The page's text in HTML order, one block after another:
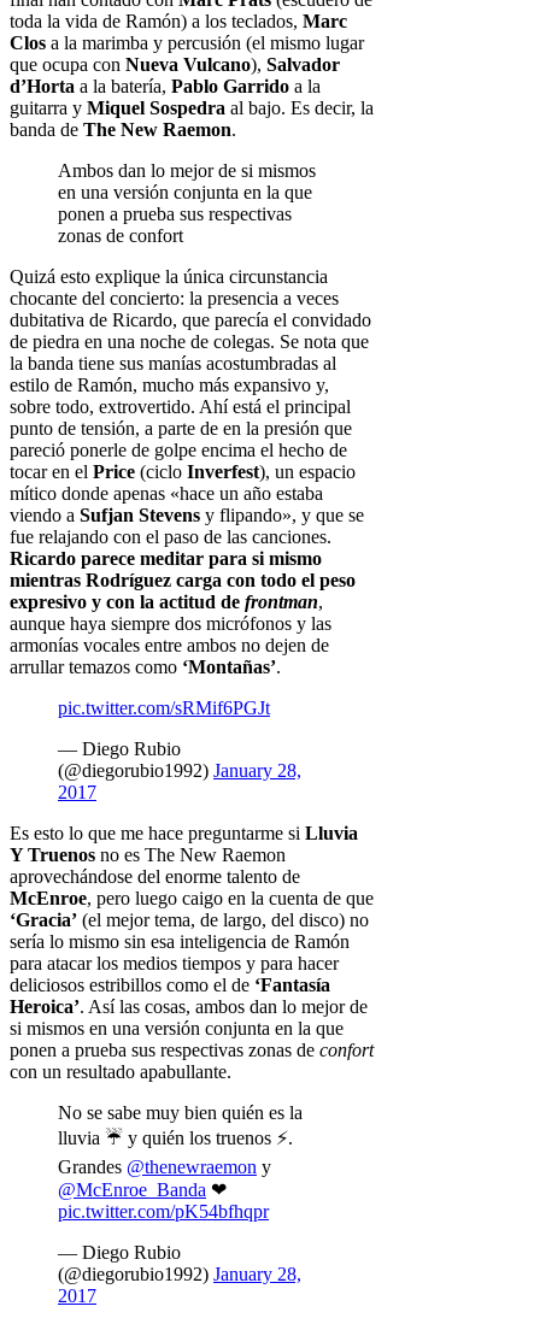
toda la vida de Ramón) a los teclados, Marc
Clos a la marimba y percusión (el mismo lugar
que ocupa con Nueva Vulcano), Salvador
d’Horta a la batería, Pablo Garrido a la
guitarra y Miquel Sospedra al bajo. Es decir, la
banda de The New Raemon.
Ambos dan lo mejor de si mismos
en una versión conjunta en la que
ponen a prueba sus respectivas
zonas de confort
Quizá esto explique la única circunstancia
chocante del concierto: la presencia a veces
dubitativa de Ricardo, que parecía el convidado
de piedra en una noche de colegas. Se nota que
la banda tiene sus manías acostumbradas al
estilo de Ramón, mucho más expansivo y,
sobre todo, extrovertido. Ahí está el principal
punto de tensión, a parte de en la presión que
pareció ponerle de golpe encima el hecho de
tocar en el Price (ciclo Inverfest), un espacio
mítico donde apenas «hace un año estaba
viendo a Sufjan Stevens y flipando», y que se
fue relajando con el paso de las canciones.
Ricardo parece meditar para si mismo
mientras Rodríguez carga con todo el peso
expresivo y con la actitud de frontman,
aunque haya siempre dos micrófonos y las
armonías vocales entre ambos no dejen de
arrullar temazos como ‘Montañas’.
pic.twitter.com/sRMif6PGJt
— Diego Rubio
(@diegorubio1992) January 28,
2017
Es esto lo que me hace preguntarme si Lluvia
Y Truenos no es The New Raemon
aprovechándose del enorme talento de
McEnroe, pero luego caigo en la cuenta de que
‘Gracia’ (el mejor tema, de largo, del disco) no
sería lo mismo sin esa inteligencia de Ramón
para atacar los medios tiempos y para hacer
deliciosos estribillos como el de ‘Fantasía
Heroica’. Así las cosas, ambos dan lo mejor de
si mismos en una versión conjunta en la que
ponen a prueba sus respectivas zonas de confort
con un resultado apabullante.
No se sabe muy bien quién es la
lluvia ☔ y quién los truenos ⚡.
Grandes @thenewraemon y
@McEnroe_Banda ❤
pic.twitter.com/pK54bfhqpr
— Diego Rubio
(@diegorubio1992) January 28,
2017